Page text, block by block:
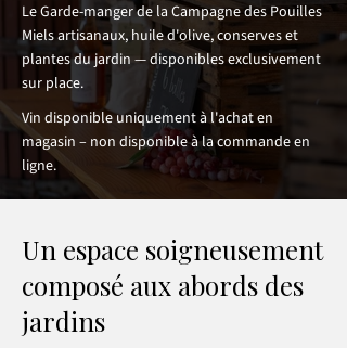
Le Garde-manger de la Campagne des Pouilles
Miels artisanaux, huile d'olive, conserves et
plantes du jardin — disponibles exclusivement
sur place.
Vin disponible uniquement à l'achat en
magasin – non disponible à la commande en
ligne.
Un espace soigneusement
composé aux abords des
jardins